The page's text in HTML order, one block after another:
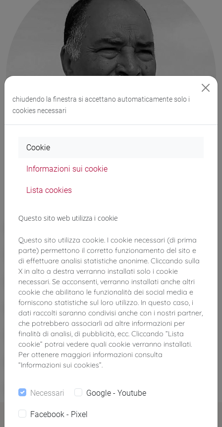
Ibrahim Darghuthi
Austria Bielorussia
Bosnia-Erzegovina
1
Cile
1
Congo
1
1
Danimarca Francia
Germania
1
Giappone
1
Gran Bretagna
3
India
1
Iran
1
Isole Fær Øer
1
Italia
3
Libano Marocco
2
Serbia Spagna
1
Contatti
chiudendo la finestra si accettano automaticamente solo i
cookies necessari
Cookie
Informazioni sui cookie
Lista cookies
Questo sito web utilizza i cookie
Questo sito utilizza cookie. I cookie necessari (di prima
parte) permettono il corretto funzionamento del sito e
di effettuare analisi statistiche anonime. Cliccando sulla
X in alto a destra verranno installati solo i cookie
necessari. Se acconsenti, verranno installati anche altri
cookie che abilitano le funzionalità dei social media e
forniscono statistiche sul loro utilizzo. In questo caso, i
dati raccolti saranno condivisi anche con i nostri partner,
che potrebbero associarli ad altre informazioni per
finalità di analisi, di pubblicità, ecc. Cliccando “Lista
cookie” potrai vedere quali cookie verranno installati.
Per ottenere maggiori informazioni consulta
“Informazioni sui cookies”.
Necessari Google - Youtube
Facebook - Pixel